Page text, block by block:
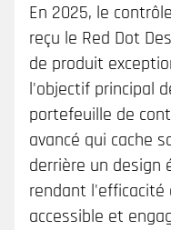
En 2025, le
reçu le Red Dot
de produit
l'objectif principal
portefeuille de
avancé qui cache
derrière un design
rendant l'efficacité
accessible et